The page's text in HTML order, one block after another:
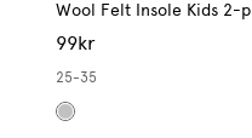
Wool Felt Insole Kids 2-p
99kr
25-35